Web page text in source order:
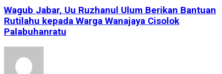
Wagub Jabar, Uu Ruzhanul Ulum Berikan Bantuan
Rutilahu kepada Warga Wanajaya Cisolok
Palabuhanratu